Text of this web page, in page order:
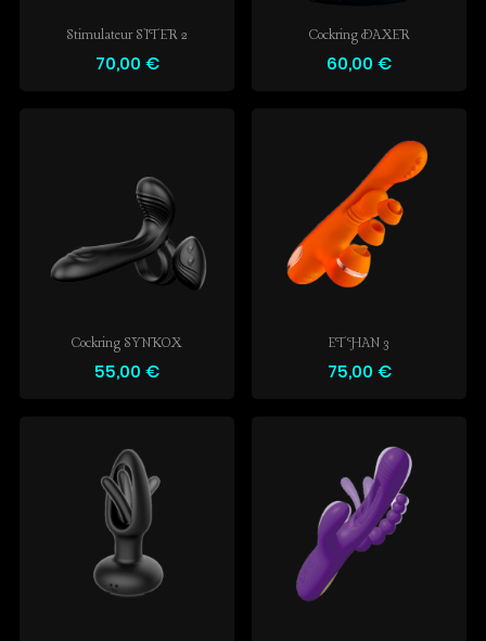
Stimulateur SITER 2
70,00 €
Cockring DAXER
60,00 €
Cockring SYNKOX
55,00 €
ETHAN 3
75,00 €